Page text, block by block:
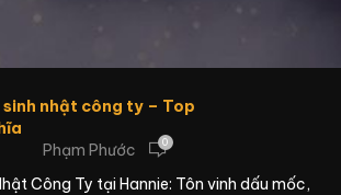
sinh nhật công ty – Top
Phạm Phước
0
Công Ty tại Hannie: Tôn vinh dấu mốc,